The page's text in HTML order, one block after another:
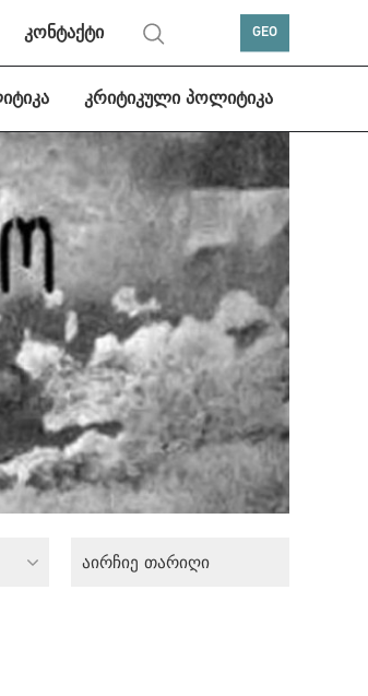
კონტაქტი GEO
კრიტიკული პოლიტიკა